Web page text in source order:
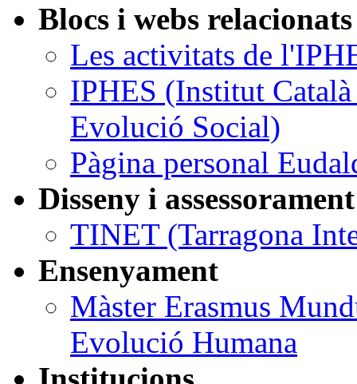
Blocs i webs relacionats
Les activitats de
IPHES (Institut
Evolució Social)
Pàgina personal
Disseny i
TINET (Tarragona
Ensenyament
Màster Erasmus
Evolució Humana